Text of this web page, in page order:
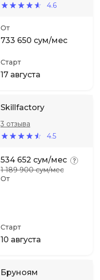
4.6
От
733 650 сум/мес
Старт
17 августа
Skillfactory
4.5
3 отзыва
От
534 652 сум/мес
1 189 900 сум/мес
Старт
10 августа
Бруноям